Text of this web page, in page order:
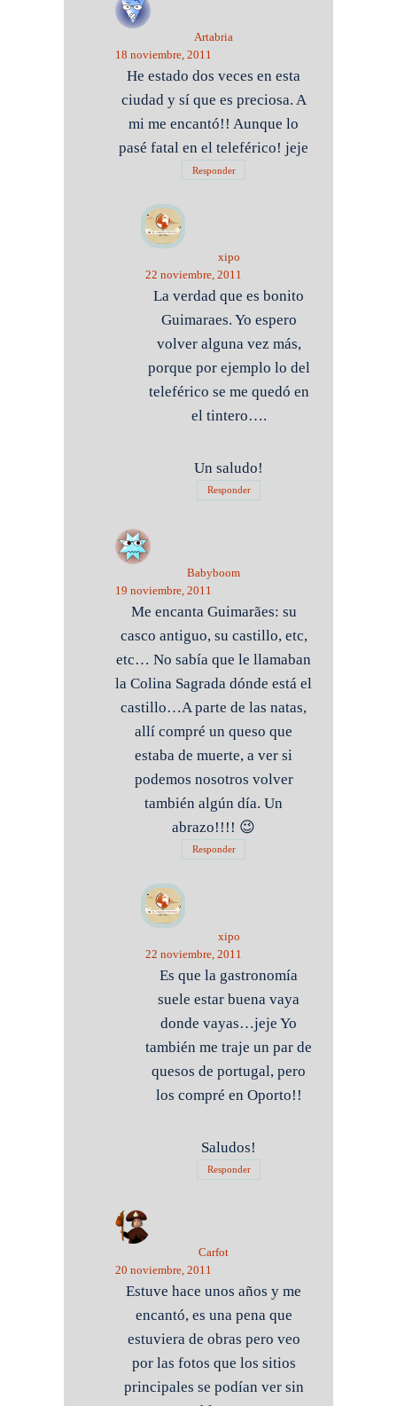
Artabria
18 noviembre, 2011
He estado dos veces en esta
ciudad y sí que es preciosa. A
mi me encantó!! Aunque lo
pasé fatal en el teleférico! jeje
Responder
xipo
22 noviembre, 2011
La verdad que es bonito
Guimaraes. Yo espero
volver alguna vez más,
porque por ejemplo lo del
teleférico se me quedó en
el tintero….
Un saludo!
Responder
Babyboom
19 noviembre, 2011
Me encanta Guimarães: su
casco antiguo, su castillo, etc,
etc… No sabía que le llamaban
la Colina Sagrada dónde está el
castillo…A parte de las natas,
allí compré un queso que
estaba de muerte, a ver si
podemos nosotros volver
también algún día. Un
abrazo!!!! 😉
Responder
xipo
22 noviembre, 2011
Es que la gastronomía
suele estar buena vaya
donde vayas…jeje Yo
también me traje un par de
quesos de portugal, pero
los compré en Oporto!!
Saludos!
Responder
Carfot
20 noviembre, 2011
Estuve hace unos años y me
encantó, es una pena que
estuviera de obras pero veo
por las fotos que los sitios
principales se podían ver sin